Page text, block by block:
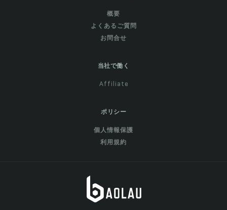
概要
よくあるご質問
お問合せ
当社で働く
Affiliate
ポリシー
個人情報保護
利用規約